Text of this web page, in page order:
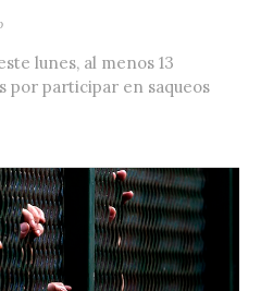
lunes, al menos 13
por participar en saqueos